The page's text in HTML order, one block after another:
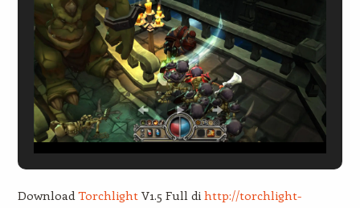
DownloadTorchlightV1.5 Full di http://torchlight-